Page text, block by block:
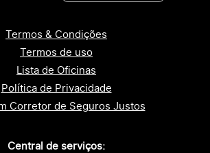
Termos & Condições
Termos de uso
Lista de Oficinas
Política de Privacidade
Corretor de Seguros Justos
Central de serviços: